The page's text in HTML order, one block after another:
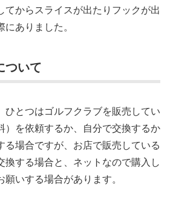
てからスライスが出たりフックが出
ありました。
ついて
ひとつはゴルフクラブを販売してい
）を依頼するか、自分で交換するか
る場合ですが、お店で販売している
換する場合と、ネットなので購入し
いする場合があります。